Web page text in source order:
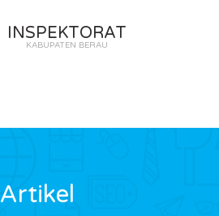
INSPEKTORAT
KABUPATEN BERAU
Artikel